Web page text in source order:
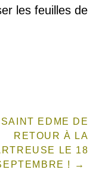
les feuilles de
SAINT EDME DE
RETOUR À LA
LE 18
!